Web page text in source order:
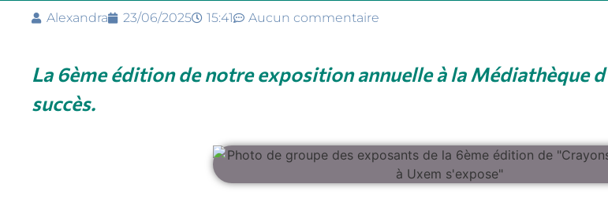
Alexandra 23/06/2025 15:41 Aucun commentaire
La 6ème édition de notre exposition annuelle à la Médiathèque
succès.